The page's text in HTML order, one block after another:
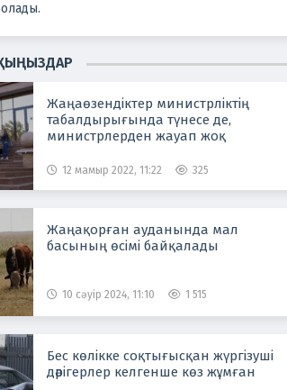
Жаңаөзендіктер министрліктің
табалдырығында түнесе де,
министрлерден жауап жоқ
12 мамыр 2022, 11:22 325
Жаңақорған ауданында мал
басының өсімі байқалады
10 сәуір 2024, 11:10 1 515
Бес көлікке соқтығысқан жүргізуші
дәрігерлер келгенше көз жұмған